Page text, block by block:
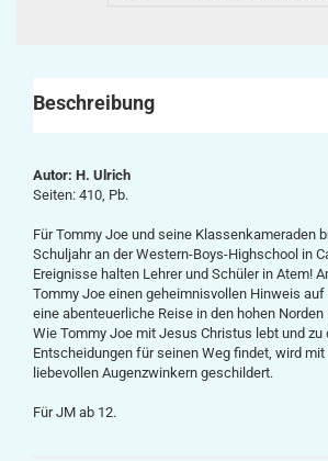
Beschreibung
Autor: H. Ulrich
Seiten: 410, Pb.
Für Tommy Joe und seine Klassenkameraden
Schuljahr an der Western-Boys-Highschool in
Ereignisse halten Lehrer und Schüler in Atem!
Tommy Joe einen geheimnisvollen Hinweis
eine abenteuerliche Reise in den hohen
Wie Tommy Joe mit Jesus Christus lebt und zu
Entscheidungen für seinen Weg findet, wird
liebevollen Augenzwinkern geschildert.
Für JM ab 12.